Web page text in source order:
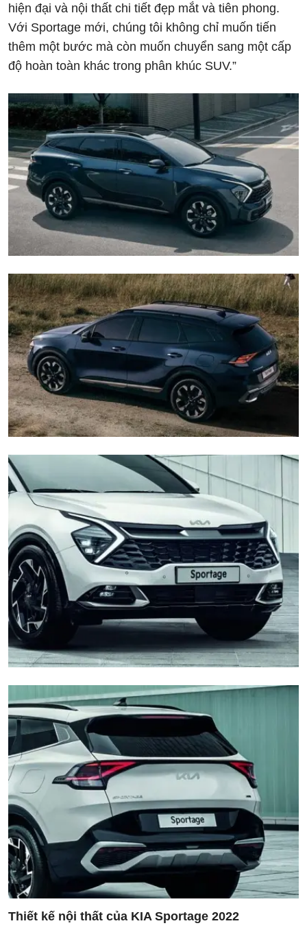
hiện đại và nội thất chi tiết đẹp mắt và tiên phong.
Với Sportage mới, chúng tôi không chỉ muốn tiến
thêm một bước mà còn muốn chuyển sang một cấp
độ hoàn toàn khác trong phân khúc SUV.”
Thiết kế nội thất của KIA Sportage 2022